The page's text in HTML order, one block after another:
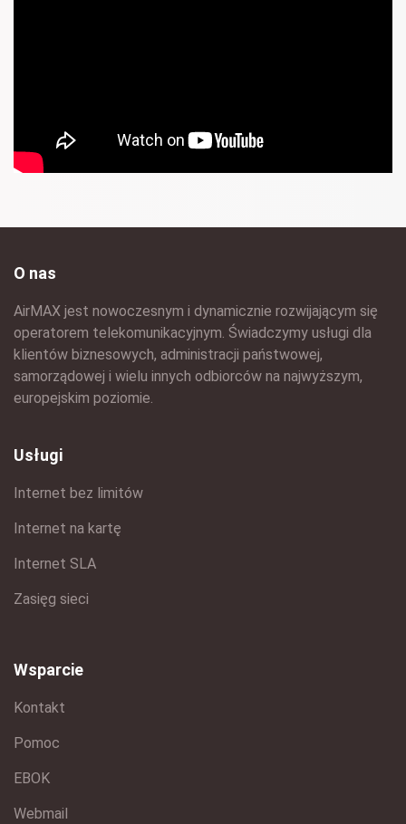
O nas
AirMAX jest nowoczesnym i dynamicznie rozwijającym się
operatorem telekomunikacyjnym. Świadczymy usługi dla
klientów biznesowych, administracji państwowej,
samorządowej i wielu innych odbiorców na najwyższym,
europejskim poziomie.
Usługi
Internet bez limitów
Internet na kartę
Internet SLA
Zasięg sieci
Wsparcie
Kontakt
Pomoc
EBOK
Webmail